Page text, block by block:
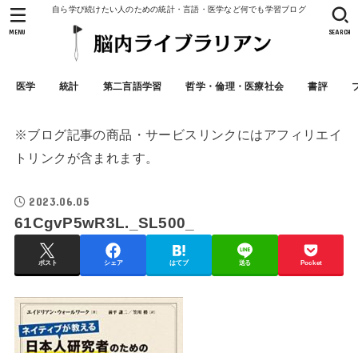
自ら学び続けたい人のための統計・言語・医学など何でも学習ブログ
医学 統計 第二言語学習 哲学・倫理・医療社会 書評
SEARCH
MENU
※ブログ記事の商品・サービスリンクにはアフィリエイ
トリンクが含まれます。
2023.06.05
61CgvP5wR3L._SL500_
ポスト シェア はてブ 送る Pocket